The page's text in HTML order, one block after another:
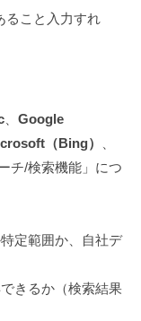
ること入力すれ
Google
（Bing）
チ/検索機能」につ
定範囲か、自社デ
きるか（検索結果